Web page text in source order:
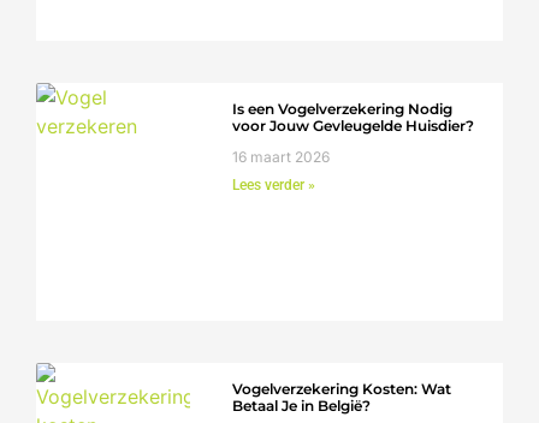
Is een Vogelverzekering Nodig
voor Jouw Gevleugelde Huisdier?
16 maart 2026
Lees verder »
Vogelverzekering Kosten: Wat
Betaal Je in België?